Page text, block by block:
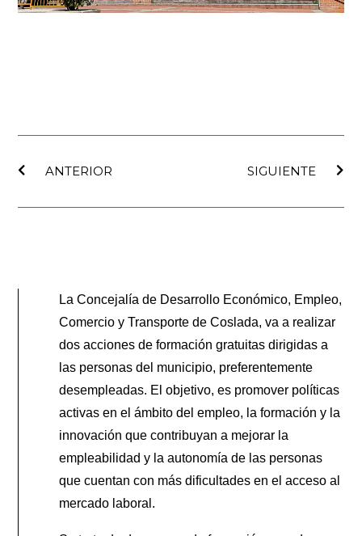
ANTERIOR
SIGUIENTE
La Concejalía de Desarrollo Económico, Empleo,
Comercio y Transporte de Coslada, va a realizar
dos acciones de formación gratuitas dirigidas a
las personas del municipio, preferentemente
desempleadas. El objetivo, es promover políticas
activas en el ámbito del empleo, la formación y la
innovación que contribuyan a mejorar la
empleabilidad y la autonomía de las personas
que cuentan con más dificultades en el acceso al
mercado laboral.